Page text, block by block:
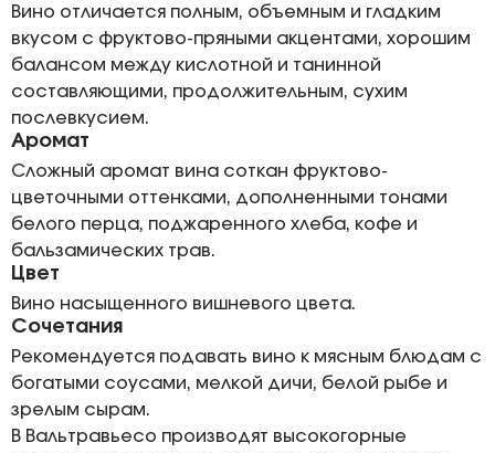
Вино отличается полным, объемным и гладким
вкусом с фруктово-пряными акцентами, хорошим
балансом между кислотной и танинной
составляющими, продолжительным, сухим
послевкусием.
Аромат
Сложный аромат вина соткан фруктово-
цветочными оттенками, дополненными тонами
белого перца, поджаренного хлеба, кофе и
бальзамических трав.
Цвет
Вино насыщенного вишневого цвета.
Сочетания
Рекомендуется подавать вино к мясным блюдам с
богатыми соусами, мелкой дичи, белой рыбе и
зрелым сырам.
В Вальтравьесо производят высокогорные